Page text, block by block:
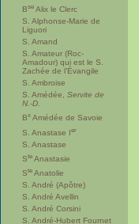
Bse Alix le Clerc
S. Alphonse-Marie de
Liguori
S. Amand
S. Amateur (Roc-
Amadour) qui est le S.
Zachée de l’Évangile
S. Ambroise
S. Amédée, Servite de
N.-D.
Bx Amédée de Savoie
S. Anastase Ier
S. Anastase
Ste Anastasie
Ste Anatolie
S. André (Apôtre)
S. André Avellin
S. André Corsini
S. André-Hubert Fournet